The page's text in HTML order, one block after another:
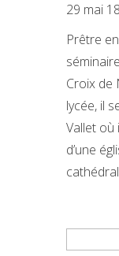
29 mai
Prêtre
Croix de
lycée, il
Vallet
d’une